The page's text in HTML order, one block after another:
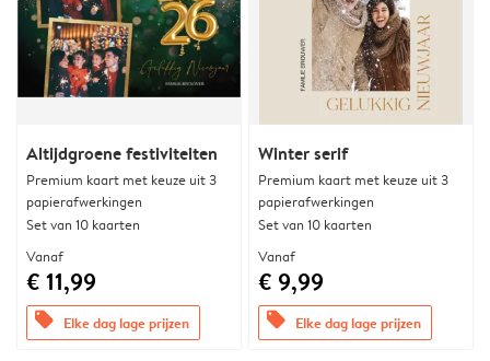
Altijdgroene festiviteiten
Premium kaart met keuze uit 3
papierafwerkingen
Set van 10 kaarten
Vanaf
€ 11,99
offers Elke dag lage prijzen
Winter serif
Premium kaart met keuze uit 3
papierafwerkingen
Set van 10 kaarten
Vanaf
€ 9,99
offers Elke dag lage prijzen